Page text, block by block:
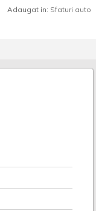
Adaugat in: Sfaturi auto